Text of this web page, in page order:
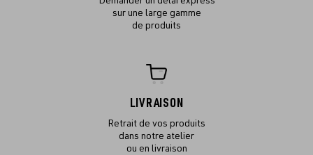
sur une large gamme
de produits
LIVRAISON
Retrait de vos produits
dans notre atelier
ou en livraison